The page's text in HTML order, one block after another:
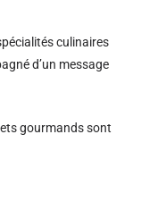
culinaires
d’un message
gourmands sont